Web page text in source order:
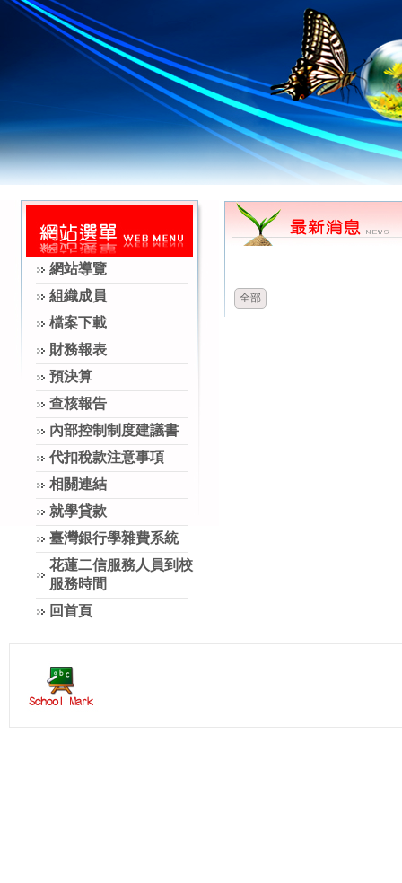
網站導覽
組織成員
檔案下載
財務報表
預決算
查核報告
內部控制制度建議書
代扣稅款注意事項
相關連結
就學貸款
臺灣銀行學雜費系統
花蓮二信服務人員到校
服務時間
回首頁
全部